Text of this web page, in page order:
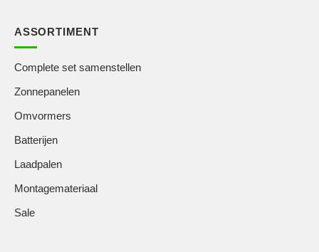
ASSORTIMENT
Complete set samenstellen
Zonnepanelen
Omvormers
Batterijen
Laadpalen
Montagemateriaal
Sale